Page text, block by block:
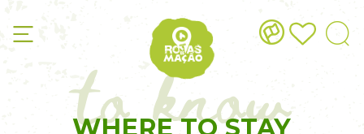
to know
WHERE TO STAY